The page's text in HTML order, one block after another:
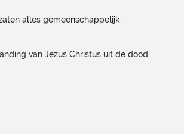
alles gemeenschappelijk.
van Jezus Christus uit de dood.